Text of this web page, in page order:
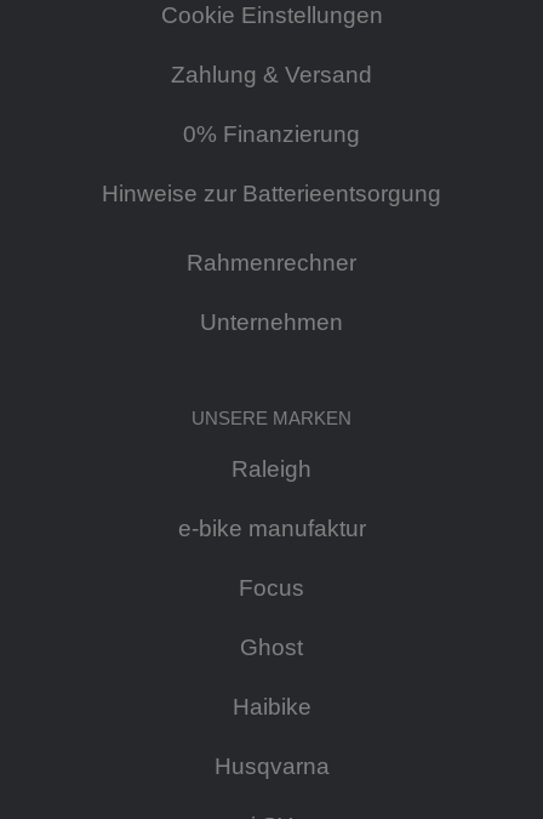
Cookie Einstellungen
Zahlung & Versand
0% Finanzierung
Hinweise zur Batterieentsorgung
Rahmenrechner
Unternehmen
UNSERE MARKEN
Raleigh
e-bike manufaktur
Focus
Ghost
Haibike
Husqvarna